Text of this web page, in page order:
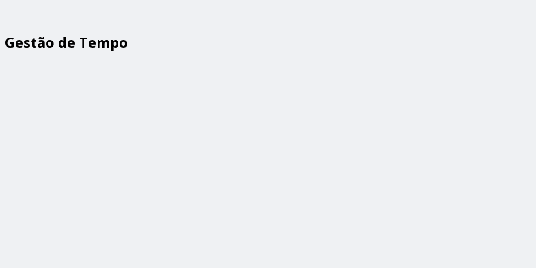
Gestão de Tempo